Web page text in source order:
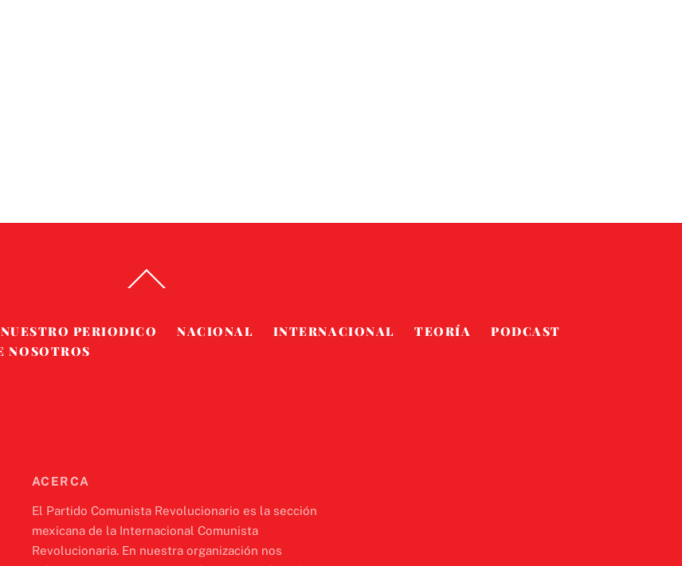
To
NUESTRO PERIODICO NACIONAL INTERNACIONAL TEORÍA
PODCAST
NOSOTROS
ACERCA
El Partido Comunista Revolucionario es la sección
mexicana de la Internacional Comunista
Revolucionaria. En nuestra organización nos